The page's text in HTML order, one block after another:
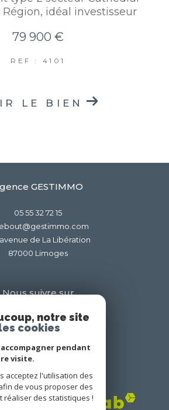
idéal investisseur
79 900 €
REF : 4101
LE BIEN
GESTIMMO
05 55 32 72 15
de La Libération
87000
limoges
Nous suivre sur
Adhérents
notre site
cookies
pendant
visite.
acceptez l'utilisation des
de vous proposer des
réaliser des statistiques !